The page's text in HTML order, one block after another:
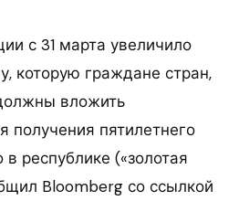
с 31 марта увеличило
которую граждане стран,
вложить
получения пятилетнего
республике («золотая
Bloomberg со ссылкой